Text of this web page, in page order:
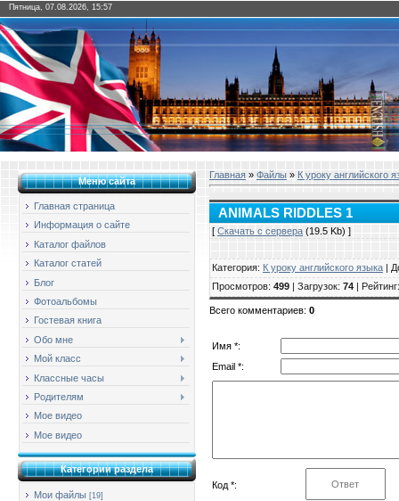
Пятница, 07.08.2026, 15:57
Меню сайта
Главная страница
Информация о сайте
Каталог файлов
Каталог статей
Блог
Фотоальбомы
Гостевая книга
Обо мне
Мой класс
Классные часы
Родителям
Мое видео
Мое видео
Категории раздела
Мои файлы [19]
Главная » Файлы » К уроку английского
ANIMALS RIDDLES 1
[ Скачать с сервера (19.5 Kb) ]
Категория: К уроку английского языка |
Просмотров: 499 | Загрузок: 74 | Рейтинг
Всего комментариев: 0
Имя *:
Email *:
Код *: